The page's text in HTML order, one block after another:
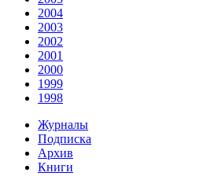
2004
2003
2002
2001
2000
1999
1998
Журналы
Подписка
Архив
Книги